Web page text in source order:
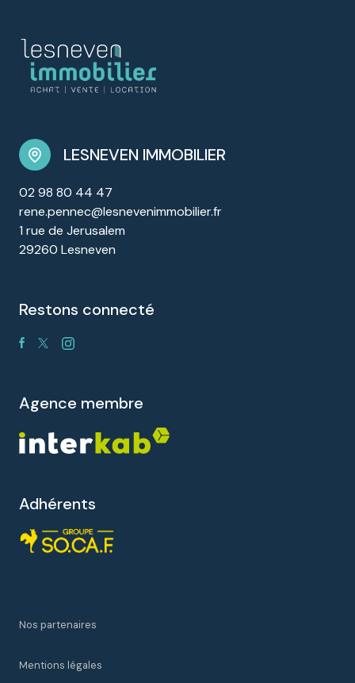
LESNEVEN IMMOBILIER
02 98 80 44 47
rene.pennec@lesnevenimmobilier.fr
1 rue de Jerusalem
29260 Lesneven
restons connecté
agence membre
Adhérents
Nos partenaires
Mentions légales